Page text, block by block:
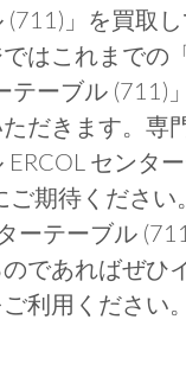
」を買取し
はこれまでの
テーブル (711)
だきます。専
センタ
ご期待ください
ーテーブル
であればぜひ
利用ください。